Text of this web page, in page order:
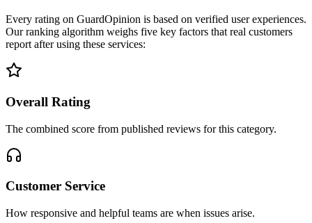
Every rating on GuardOpinion is based on verified user experiences.
Our ranking algorithm weighs five key factors that real customers
report after using these services:
Overall Rating
The combined score from published reviews for this category.
Customer Service
How responsive and helpful teams are when issues arise.